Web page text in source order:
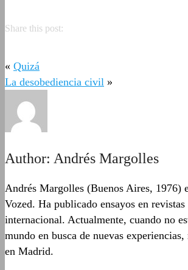
Share this post:
« Quizá
La desobediencia civil »
Author: Andrés Margolles
Andrés Margolles (Buenos Aires, 1976)
Vozed. Ha publicado ensayos en
internacional. Actualmente, cuando no
mundo en busca de nuevas
en Madrid.